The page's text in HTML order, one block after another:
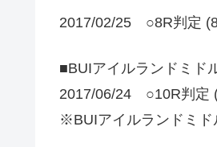
2017/02/25 ○8R判定
■BUIアイルランドミド
2017/06/24 ○10R判定
※BUIアイルランドミド